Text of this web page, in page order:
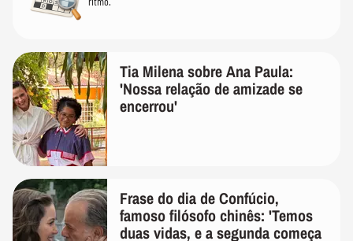
Tia Milena sobre Ana Paula:
'Nossa relação de amizade se
encerrou'
Frase do dia de Confúcio,
famoso filósofo chinês: 'Temos
duas vidas, e a segunda começa